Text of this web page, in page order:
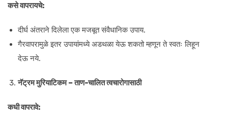
कसे वापरायचे:
दीर्घ अंतराने दिलेला एक मजबूत संवैधानिक उपाय.
गैरवापरामुळे इतर उपायांमध्ये अडथळा येऊ शकतो म्हणून ते स्वतः लिहून
देऊ नये.
नॅट्रम मुरियाटिकम – ताण-चालित त्वचारोगासाठी
कधी वापरावे: